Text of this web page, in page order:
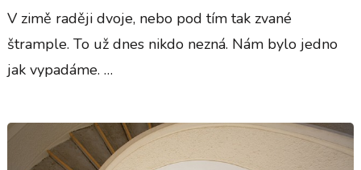
V zimě raději dvoje, nebo pod tím tak zvané
štrample. To už dnes nikdo nezná. Nám bylo jedno
jak vypadáme. …